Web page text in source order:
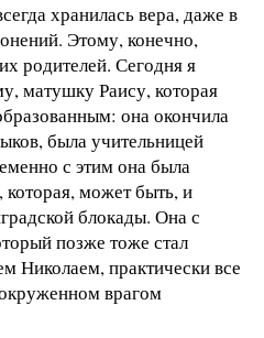
хранилась вера, даже в
Этому, конечно,
родителей. Сегодня я
матушку Раису, которая
она окончила
была учительницей
с этим она была
которая, может быть, и
блокады. Она с
позже тоже стал
Николаем, практически все
врагом